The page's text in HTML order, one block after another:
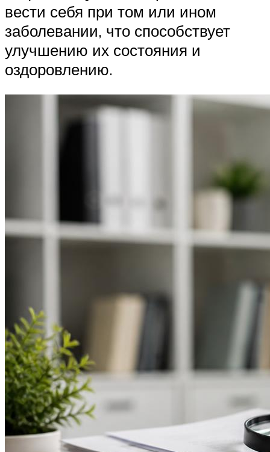
вести себя при том или ином
заболевании, что способствует
улучшению их состояния и
оздоровлению.